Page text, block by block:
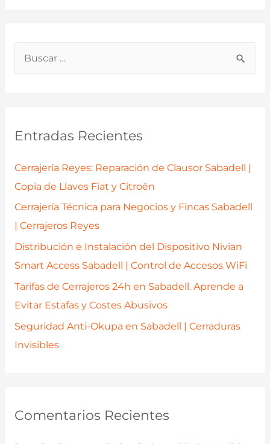
p
o
:
Entradas Recientes
Cerrajería Reyes: Reparación de Clausor Sabadell |
Copia de Llaves Fiat y Citroën
Cerrajería Técnica para Negocios y Fincas Sabadell
| Cerrajeros Reyes
Distribución e Instalación del Dispositivo Nivian
Smart Access Sabadell | Control de Accesos WiFi
Tarifas de Cerrajeros 24h en Sabadell. Aprende a
Evitar Estafas y Costes Abusivos
Seguridad Anti-Okupa en Sabadell | Cerraduras
Invisibles
Comentarios Recientes